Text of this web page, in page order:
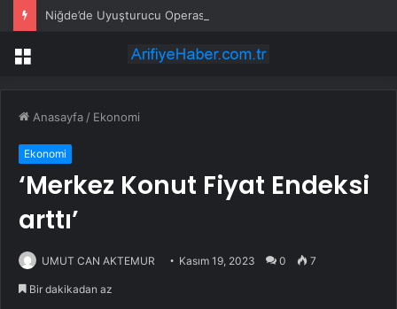
Niğde’de Uyuşturucu Operasyonu: 2 Şüpheli Tutuklandı
Menü
Anasayfa / Ekonomi
Ekonomi
‘Merkez Konut Fiyat Endeksi
arttı’
UMUT CAN AKTEMUR Kasım 19, 2023 0 7
Bir dakikadan az